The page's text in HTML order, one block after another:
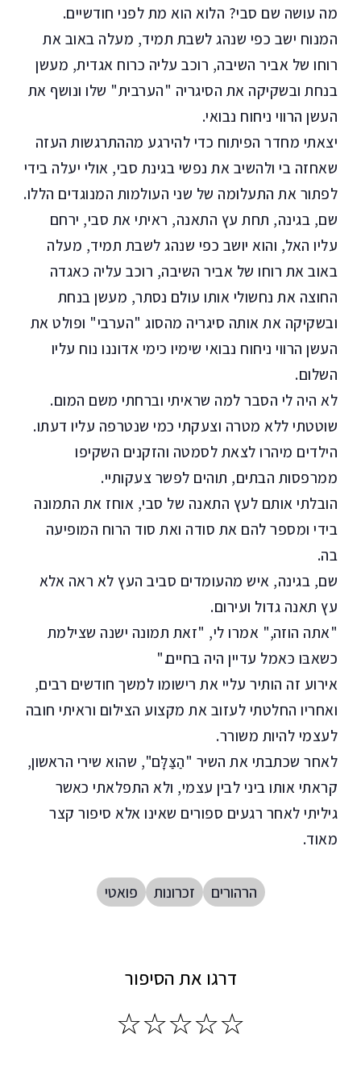
מה עושה שם סבי? הלוא הוא מת לפני חודשיים.
המנוח ישב כפי שנהג לשבת תמיד, מעלה באוב את
רוחו של אביר השיבה, רוכב עליה כרוח אגדית, מעשן
בנחת ובשקיקה את הסיגריה "הערבית" שלו ונושף את
העשן הרווי ניחוח נבואי.
יצאתי מחדר הפיתוח כדי להירגע מההתרגשות העזה
שאחזה בי ולהשיב את נפשי בגינת סבי, אולי יעלה בידי
לפתור את התעלומה של שני העולמות המנוגדים הללו.
שם, בגינה, תחת עץ התאנה, ראיתי את סבי, ירחם
עליו האל, והוא יושב כפי שנהג לשבת תמיד, מעלה
באוב את רוחו של אביר השיבה, רוכב עליה כאגדה
החוצה את נחשולי אותו עולם נסתר, מעשן בנחת
ובשקיקה את אותה סיגריה מהסוג "הערבי" ופולט את
העשן הרווי ניחוח נבואי שימיו כימי אדוננו נוח עליו
השלום.
לא היה לי הסבר למה שראיתי וברחתי משם המום.
שוטטתי ללא מטרה וצעקתי כמי שנטרפה עליו דעתו.
הילדים מיהרו לצאת לסמטה והזקנים השקיפו
ממרפסות הבתים, תוהים לפשר צעקותיי.
הובלתי אותם לעץ התאנה של סבי, אוחז את התמונה
בידי ומספר להם את סודה ואת סוד הרוח המופיעה
בה.
שם, בגינה, איש מהעומדים סביב העץ לא ראה אלא
עץ תאנה גדול ועירום.
"אתה הוזה," אמרו לי, "זאת תמונה ישנה שצילמת
כשאבּו כּאמל עדיין היה בחיים."
אירוע זה הותיר עליי את רישומו למשך חודשים רבים,
ואחריו החלטתי לעזוב את מקצוע הצילום וראיתי חובה
לעצמי להיות משורר.
לאחר שכתבתי את השיר "הַצַּלָּם", שהוא שירי הראשון,
קראתי אותו ביני לבין עצמי, ולא התפלאתי כאשר
גיליתי לאחר רגעים ספורים שאינו אלא סיפור קצר
מאוד.
הרהורים זכרונות פואטי
דרגו את הסיפור